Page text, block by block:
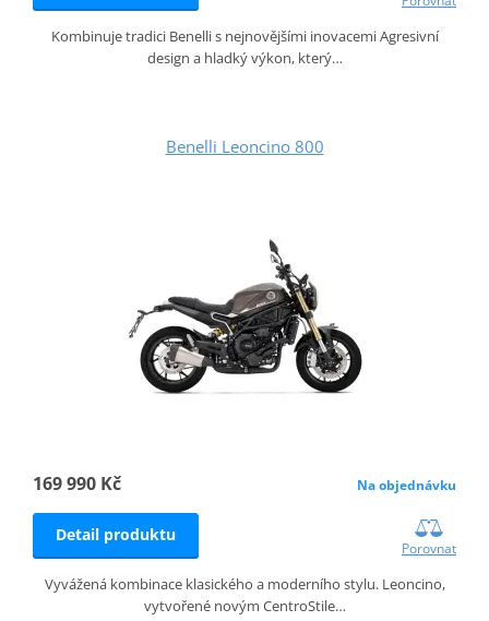
Kombinuje tradici Benelli s nejnovějšími inovacemi Agresivní
design a hladký výkon, který…
Benelli Leoncino 800
169 990 Kč Na objednávku
Detail produktu
Porovnat
Vyvážená kombinace klasického a moderního stylu. Leoncino,
vytvořené novým CentroStile…